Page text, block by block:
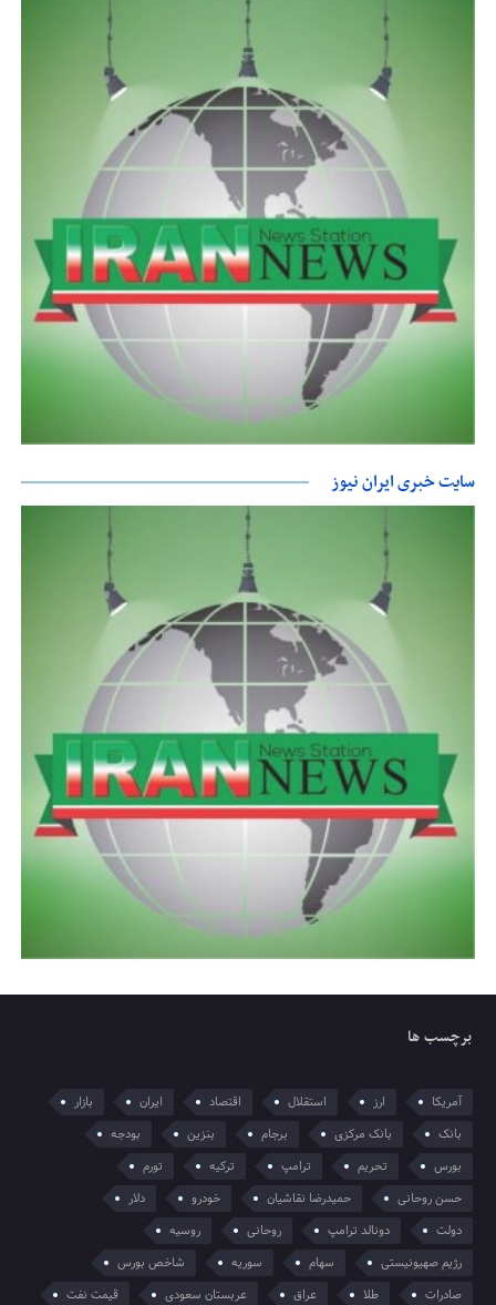
سایت خبری ایران نیوز
برچسب ها
آمریکا ارز استقلال اقتصاد ایران
بازار
بانک
بانک مرکزی برجام بنزین
بودجه
بورس
تحریم ترامپ ترکیه
تورم
حسن روحانی
حمیدرضا نقاشیان خودرو
دلار
دولت
دونالد ترامپ روحانی
روسیه
رژیم صهیونیستی
سهام سوریه
شاخص بورس
صادرات
طلا عراق عربستان سعودی قیمت نفت